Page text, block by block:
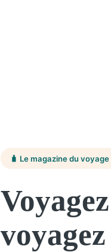
🧳 Le magazine du
voyagez